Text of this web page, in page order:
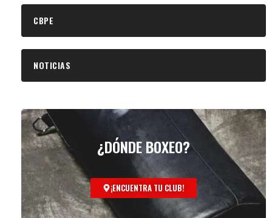
CBPE
NOTICIAS
¿DÓNDE BOXEO?
¡ENCUENTRA TU CLUB!